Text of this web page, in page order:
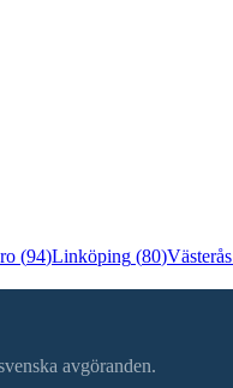
(94)Linköping (80)Västerås
avgöranden.